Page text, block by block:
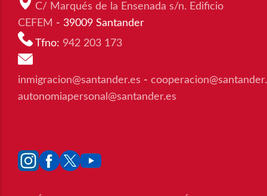
C/ Marqués de la Ensenada s/n. Edificio
CEFEM - 39009 Santander
Tfno: 942 203 173
inmigracion@santander.es -
autonomiapersonal@santander.es